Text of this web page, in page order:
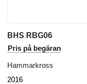
BHS RBG06
Pris på begäran
Hammarkross
2016